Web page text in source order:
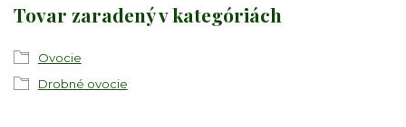
Tovar zaradený v kategóriách
Ovocie
Drobné ovocie